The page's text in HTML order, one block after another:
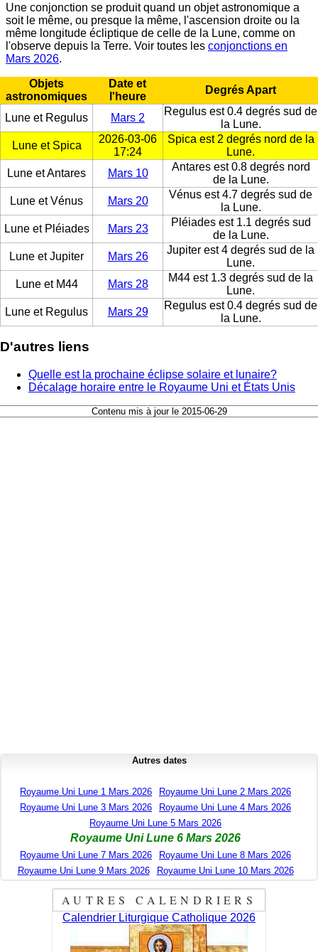
Une conjonction se produit quand un objet astronomique a
soit le même, ou presque la même, l'ascension droite ou la
même longitude écliptique de celle de la Lune, comme on
l'observe depuis la Terre. Voir toutes les conjonctions en
Mars 2026.
Objets
astronomiques
Date et
l'heure
Degrés Apart
Lune et Regulus Mars 2
Regulus est 0.4 degrés sud de
la Lune.
Lune et Spica
2026-03-06
17:24
Spica est 2 degrés nord de la
Lune.
Lune et Antares
Mars 10
Antares est 0.8 degrés nord
de la Lune.
Lune et Vénus
Mars 20
Vénus est 4.7 degrés sud de
la Lune.
Lune et Pléiades
Mars 23
Pléiades est 1.1 degrés sud
de la Lune.
Lune et Jupiter
Mars 26
Jupiter est 4 degrés sud de la
Lune.
Lune et M44
Mars 28
M44 est 1.3 degrés sud de la
Lune.
Lune et Regulus
Mars 29
Regulus est 0.4 degrés sud de
la Lune.
D'autres liens
Quelle est la prochaine éclipse solaire et lunaire?
Décalage horaire entre le Royaume Uni et États Unis
Contenu mis à jour le 2015-06-29
Autres dates
Royaume Uni Lune 1 Mars 2026
Royaume Uni Lune 2 Mars 2026
Royaume Uni Lune 3 Mars 2026
Royaume Uni Lune 4 Mars 2026
Royaume Uni Lune 5 Mars 2026
Royaume Uni Lune 6 Mars 2026
Royaume Uni Lune 7 Mars 2026
Royaume Uni Lune 8 Mars 2026
Royaume Uni Lune 9 Mars 2026
Royaume Uni Lune 10 Mars 2026
AUTRES CALENDRIERS
Calendrier Liturgique Catholique 2026